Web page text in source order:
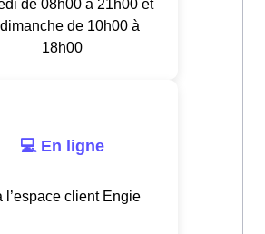
de 08h00 à 21h00 et
dimanche de 10h00 à
18h00
💻 En ligne
l’espace client Engie